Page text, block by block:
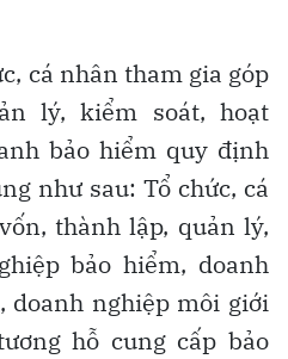
cá nhân tham gia góp
lý, kiểm soát, hoạt
bảo hiểm quy định
như sau: Tổ chức, cá
thành lập, quản lý,
bảo hiểm, doanh
doanh nghiệp môi giới
hỗ cung cấp bảo